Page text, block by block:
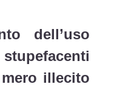
dell’uso
illecito